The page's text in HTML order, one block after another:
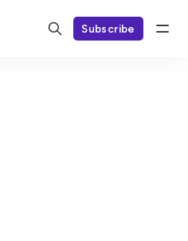
Subscribe